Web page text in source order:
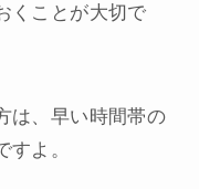
くことが大切で
は、早い時間帯の
よ。